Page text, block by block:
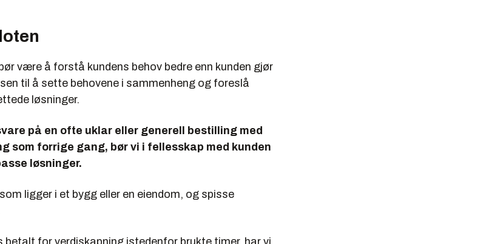
være å forstå kundens behov bedre enn kunden gjør
til å sette behovene i sammenheng og foreslå
løsninger.
på en ofte uklar eller generell bestilling med
som forrige gang, bør vi i fellesskap med kunden
løsninger.
ligger i et bygg eller en eiendom, og spisse